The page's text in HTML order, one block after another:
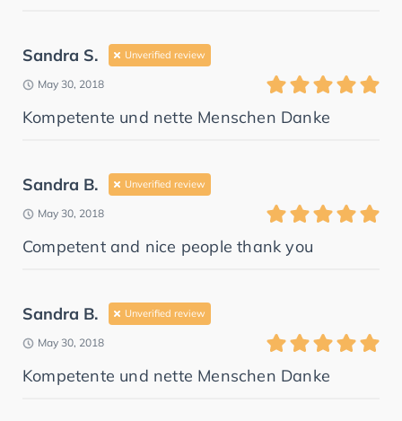
Sandra S. Unverified review
May 30, 2018
Kompetente und nette Menschen Danke
Sandra B. Unverified review
May 30, 2018
Competent and nice people thank you
Sandra B. Unverified review
May 30, 2018
Kompetente und nette Menschen Danke